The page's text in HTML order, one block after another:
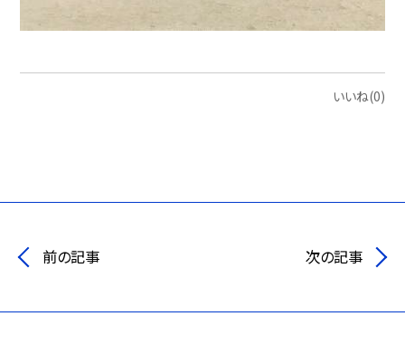
いいね(0)
前の記事 次の記事